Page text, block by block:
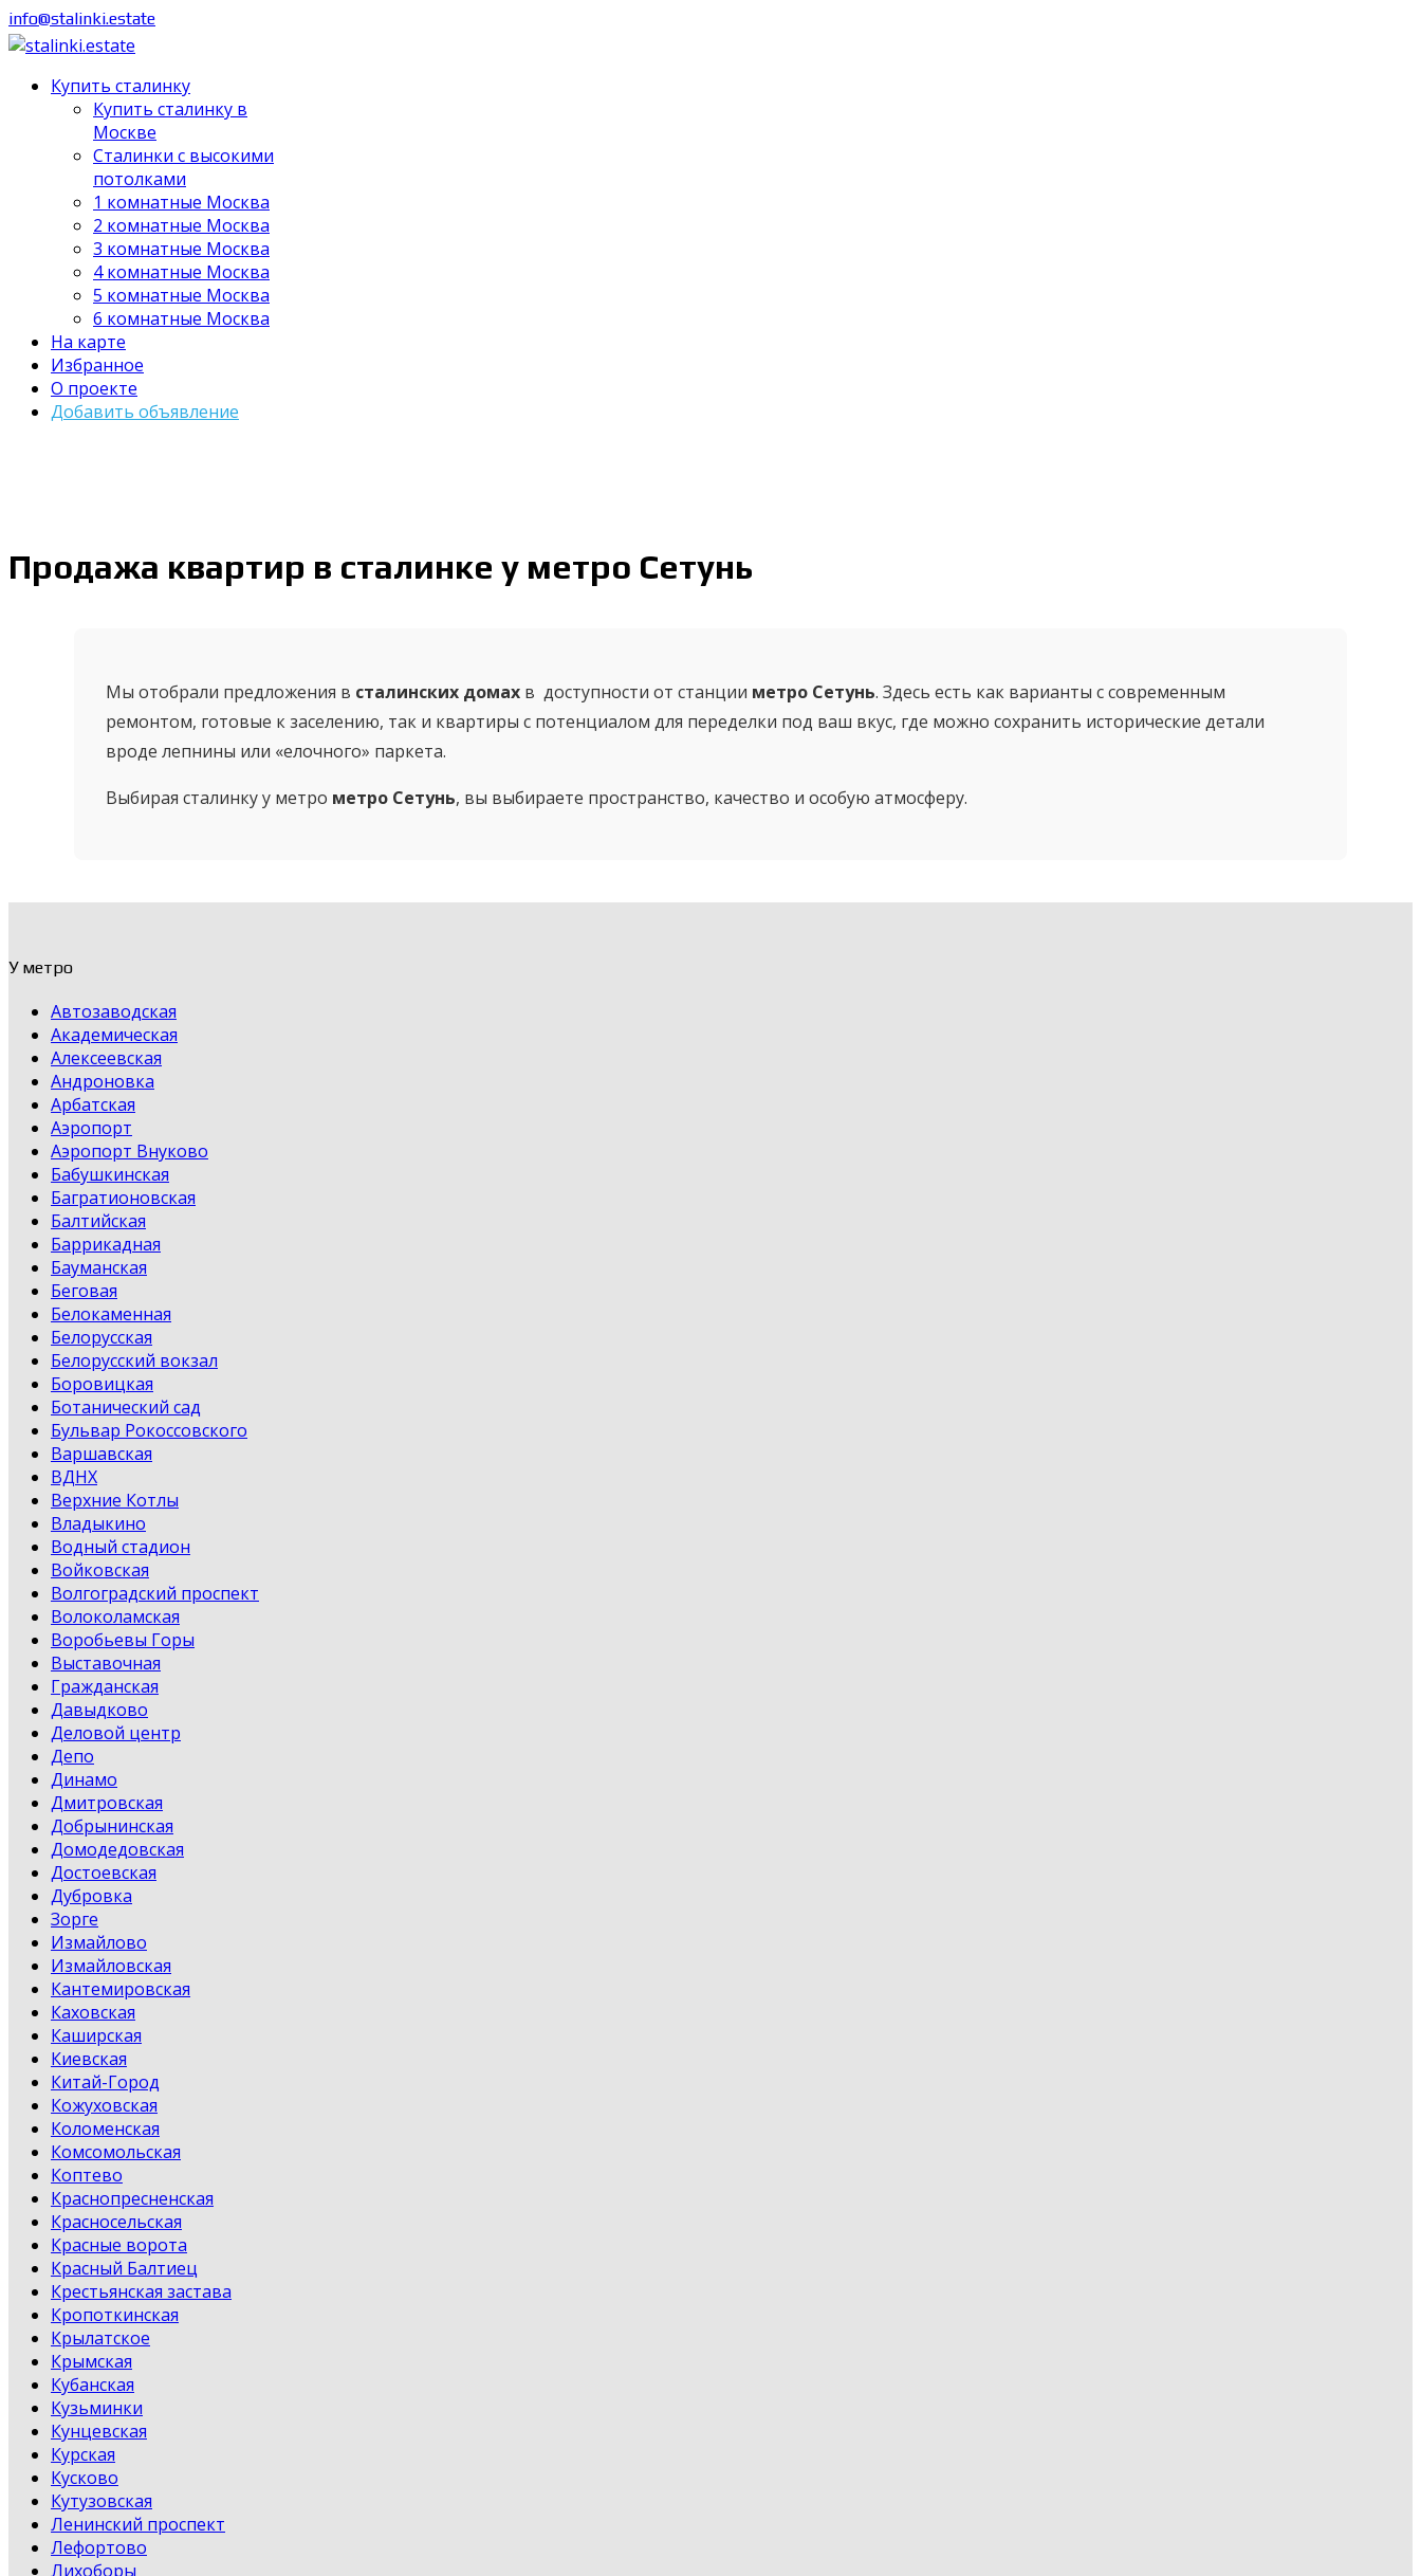
info@stalinki.estate
Купить сталинку
Купить сталинку в
Москве
Cталинки с высокими
потолками
1 комнатные Москва
2 комнатные Москва
3 комнатные Москва
4 комнатные Москва
5 комнатные Москва
6 комнатные Москва
На карте
Избранное
О проекте
Добавить объявление
Продажа квартир в сталинке у метро Сетунь
Мы отобрали предложения в сталинских домах в доступности от станции метро Сетунь. Здесь есть как варианты с современным
ремонтом, готовые к заселению, так и квартиры с потенциалом для переделки под ваш вкус, где можно сохранить исторические детали
вроде лепнины или «елочного» паркета.
Выбирая сталинку у метро метро Сетунь, вы выбираете пространство, качество и особую атмосферу.
У метро
Автозаводская
Академическая
Алексеевская
Андроновка
Арбатская
Аэропорт
Аэропорт Внуково
Бабушкинская
Багратионовская
Балтийская
Баррикадная
Бауманская
Беговая
Белокаменная
Белорусская
Белорусский вокзал
Боровицкая
Ботанический сад
Бульвар Рокоссовского
Варшавская
ВДНХ
Верхние Котлы
Владыкино
Водный стадион
Войковская
Волгоградский проспект
Волоколамская
Воробьевы Горы
Выставочная
Гражданская
Давыдково
Деловой центр
Депо
Динамо
Дмитровская
Добрынинская
Домодедовская
Достоевская
Дубровка
Зорге
Измайлово
Измайловская
Кантемировская
Каховская
Каширская
Киевская
Китай-Город
Кожуховская
Коломенская
Комсомольская
Коптево
Краснопресненская
Красносельская
Красные ворота
Красный Балтиец
Крестьянская застава
Кропоткинская
Крылатское
Крымская
Кубанская
Кузьминки
Кунцевская
Курская
Кусково
Кутузовская
Ленинский проспект
Лефортово
Лихоборы